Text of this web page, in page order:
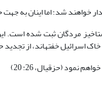
شد؛ اما اینان به جهت
مردگان ثبت شده
اسرائیل خفته‏اند، از
نمود (حزقیال، 26: 20)